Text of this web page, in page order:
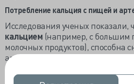
Потребление кальция с пищей и
Исследования ученых показали,
кальцием (например, с большим
молочных продуктов), способна
артериального давленияна 3-5
Считается, что гормоны,
кальция в организме